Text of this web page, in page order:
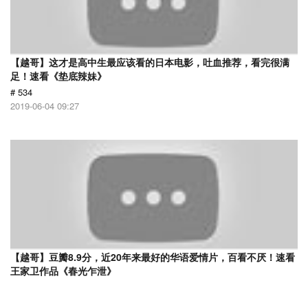
【越哥】这才是高中生最应该看的日本电影，吐血推荐，看完很满
足！速看《垫底辣妹》
# 534
2019-06-04 09:27
【越哥】豆瓣8.9分，近20年来最好的华语爱情片，百看不厌！速看
王家卫作品《春光乍泄》